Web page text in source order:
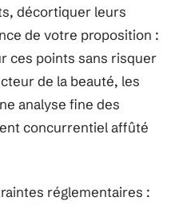
décortiquer leurs
de votre proposition :
ces points sans risquer
de la beauté, les
analyse fine des
concurrentiel affûté
réglementaires :